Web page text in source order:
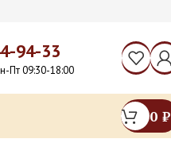
94-33
Пт 09:30-18:00
0 ₽